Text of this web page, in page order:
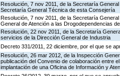
Resolución, 7 nov 2011, de la Secretaría
Secretaría General Técnica de esta Consejería
Resolución, 7 nov 2011, de la Secretaría
General de Atención a las Drogodependencias
Resolución, 22 nov 2011, de la Secretaría
servicios de la Dirección General de Industria
Decreto 331/2011, 22 diciembre, por el que se
Resolución, 26 mar 2012, de la Inspección
publicación del Convenio de colaboración entre
implantación de una Oficina de Información y